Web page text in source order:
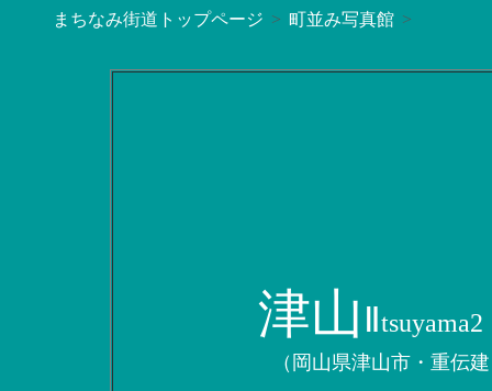
まちなみ街道トップページ 町並み写真館
津山 Ⅱtsuyama2
（岡山県津山市・重伝